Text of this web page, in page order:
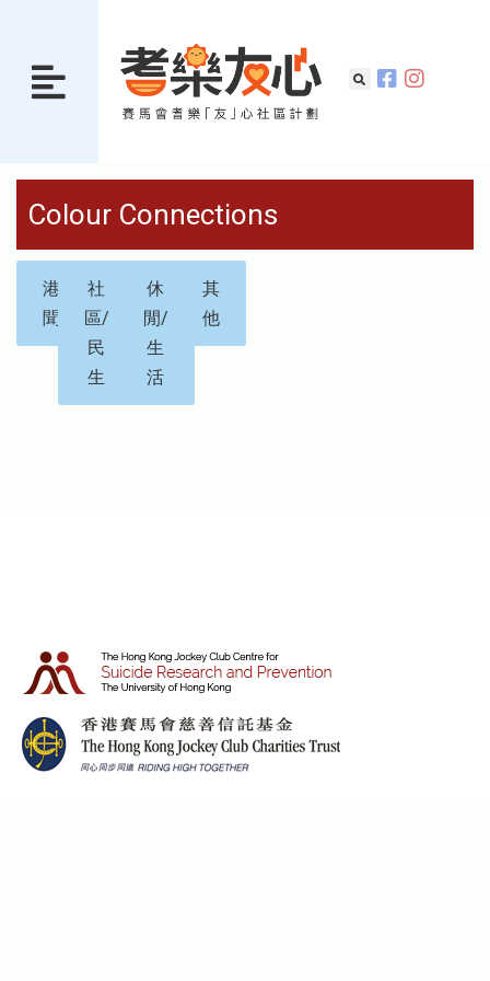
Colour Connections
港
聞
社
區/
民
生
休
閒/
生
活
其
他